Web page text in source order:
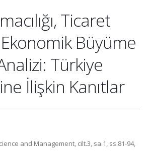
Ticaret
Ekonomik Büyüme
Türkiye
İlişkin Kanıtlar
and Management, cilt.3, sa.1, ss.81-94,